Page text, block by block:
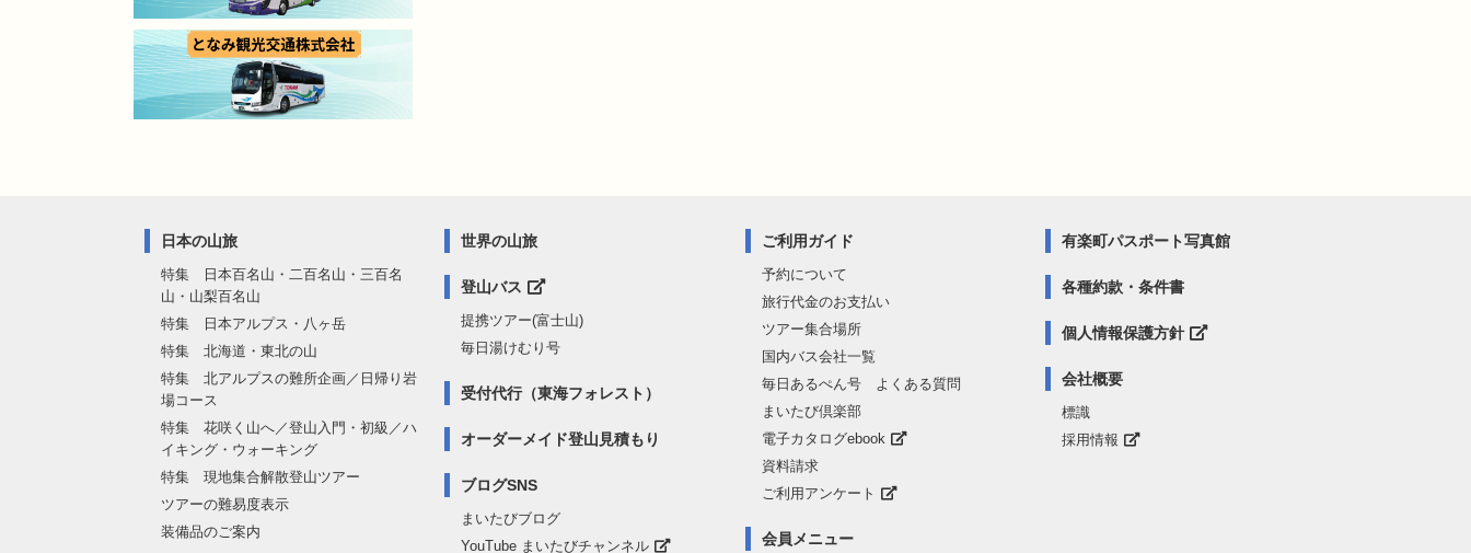
日本の山旅
特集 日本百名山・二百名山・三百名
山・山梨百名山
特集 日本アルプス・八ヶ岳
特集 北海道・東北の山
特集 北アルプスの難所企画／日帰り岩
場コース
特集 花咲く山へ／登山入門・初級／ハ
イキング・ウォーキング
特集 現地集合解散登山ツアー
ツアーの難易度表示
装備品のご案内
世界の山旅
登山バス
提携ツアー(富士山)
毎日湯けむり号
受付代行（東海フォレスト）
オーダーメイド登山見積もり
ブログSNS
まいたびブログ
YouTube まいたびチャンネル
ご利用ガイド
予約について
旅行代金のお支払い
ツアー集合場所
国内バス会社一覧
毎日あるぺん号 よくある質問
まいたび倶楽部
電子カタログebook
資料請求
ご利用アンケート
会員メニュー
有楽町パスポート写真館
各種約款・条件書
個人情報保護方針
会社概要
標識
採用情報